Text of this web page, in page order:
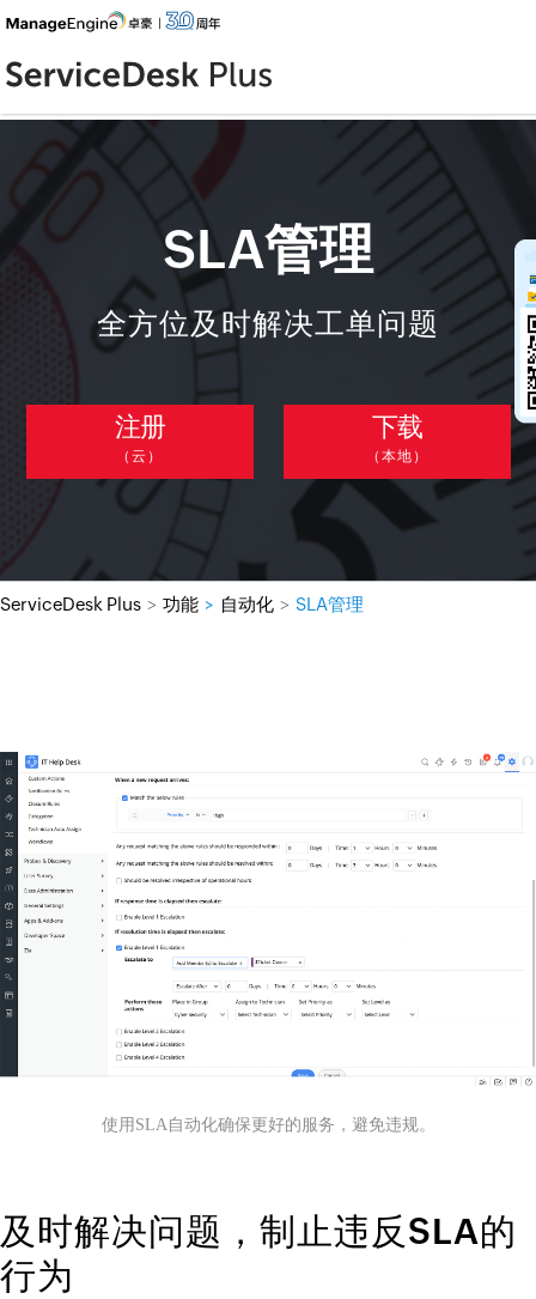
SLA管理
全方位及时解决工单问题
注册
（云）
下载
（本地）
ServiceDesk Plus > 功能 > 自动化 > SLA管理
使用SLA自动化确保更好的服务，避免违规。
及时解决问题，制止违反SLA的
行为